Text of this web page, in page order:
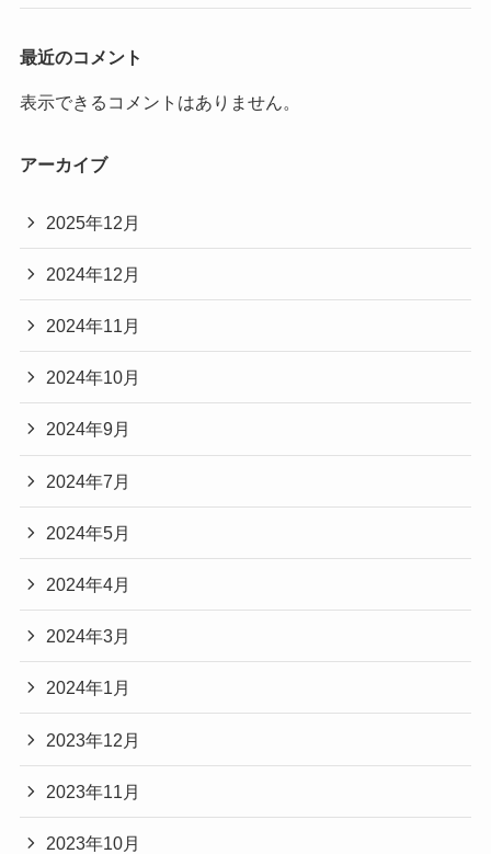
最近のコメント
表示できるコメントはありません。
アーカイブ
2025年12月
2024年12月
2024年11月
2024年10月
2024年9月
2024年7月
2024年5月
2024年4月
2024年3月
2024年1月
2023年12月
2023年11月
2023年10月